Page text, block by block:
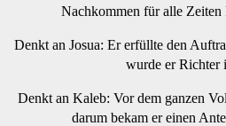
Nachkommen für alle Zeiten
Denkt an Josua: Er erfüllte den
wurde er Richter
Denkt an Kaleb: Vor dem ganzen
darum bekam er einen